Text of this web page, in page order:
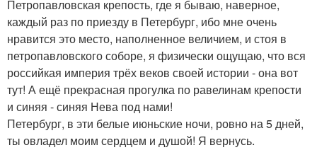
Петропавловская крепость, где я бываю, наверное,
каждый раз по приезду в Петербург, ибо мне очень
нравится это место, наполненное величием, и стоя в
петропавловского соборе, я физически ощущаю, что вся
российкая империя трёх веков своей истории - она вот
тут! А ещё прекрасная прогулка по равелинам крепости
и синяя - синяя Нева под нами!
Петербург, в эти белые июньские ночи, ровно на 5 дней,
ты овладел моим сердцем и душой! Я вернусь.